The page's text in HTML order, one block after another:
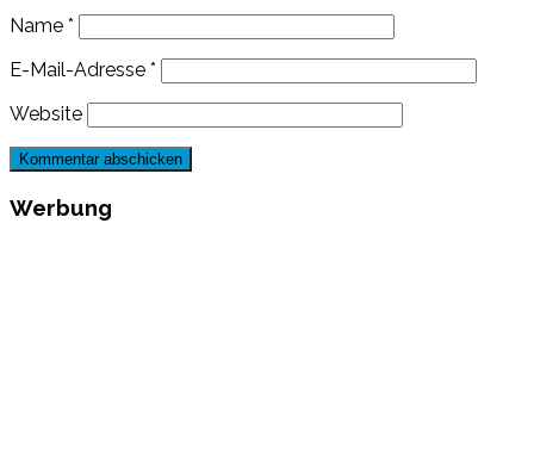
Name *
E-Mail-Adresse *
Website
Werbung